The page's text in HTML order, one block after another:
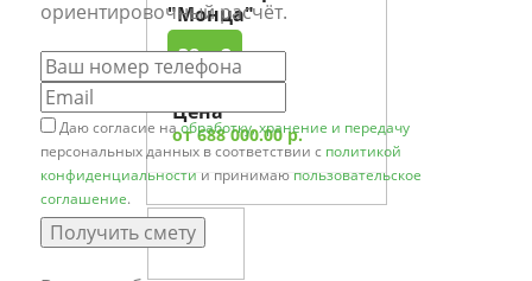
"Монца"
38 м2
Цена
от 688 000.00 р.
ориентировочный расчёт.
Даю согласие наобработку, хранение и передачу
персональных данных в соответствии с политикой
конфиденциальности и принимаю пользовательское
соглашение.
Получить смету